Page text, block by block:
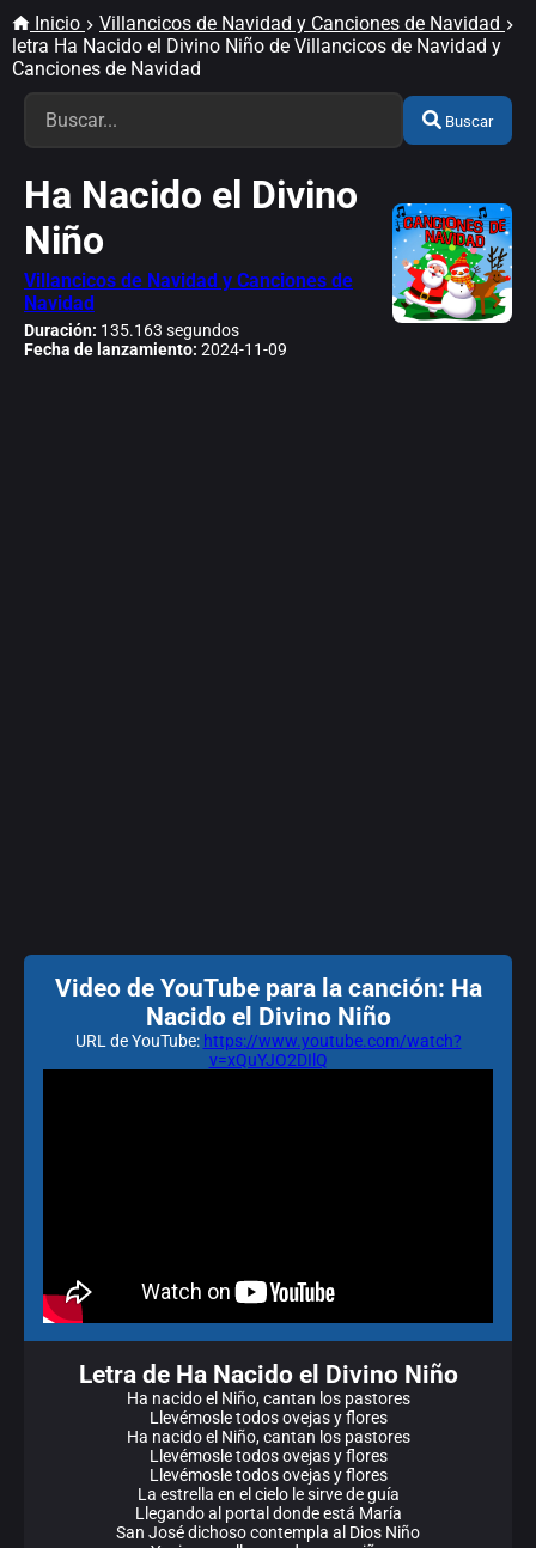
Inicio
Villancicos de Navidad y Canciones de Navidad
letra Ha Nacido el Divino Niño de Villancicos de Navidad y
Canciones de Navidad
Buscar
Ha Nacido el Divino
Niño
Villancicos de Navidad y Canciones de
Navidad
Duración: 135.163 segundos
Fecha de lanzamiento: 2024-11-09
Video de YouTube para la canción: Ha
Nacido el Divino Niño
URL de YouTube: https://www.youtube.com/watch?
v=xQuYJO2DIlQ
Letra de Ha Nacido el Divino Niño
Ha nacido el Niño, cantan los pastores
Llevémosle todos ovejas y flores
Ha nacido el Niño, cantan los pastores
Llevémosle todos ovejas y flores
Llevémosle todos ovejas y flores
La estrella en el cielo le sirve de guía
Llegando al portal donde está María
San José dichoso contempla al Dios Niño